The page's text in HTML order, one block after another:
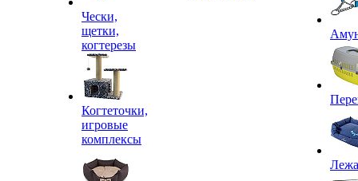
Чески,
щетки,
когтерезы
Когтеточки,
игровые
комплексы